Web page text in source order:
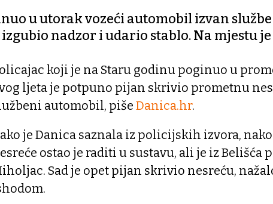
u utorak vozeći automobil izvan
nadzor i udario stablo. Na mjestu
koji je na Staru godinu poginuo u
ljeta je potpuno pijan skrivio prometnu
automobil, piše Danica.hr.
je Danica saznala iz policijskih izvora,
ostao je raditi u sustavu, ali je iz Belišća
Sad je opet pijan skrivio nesreću,